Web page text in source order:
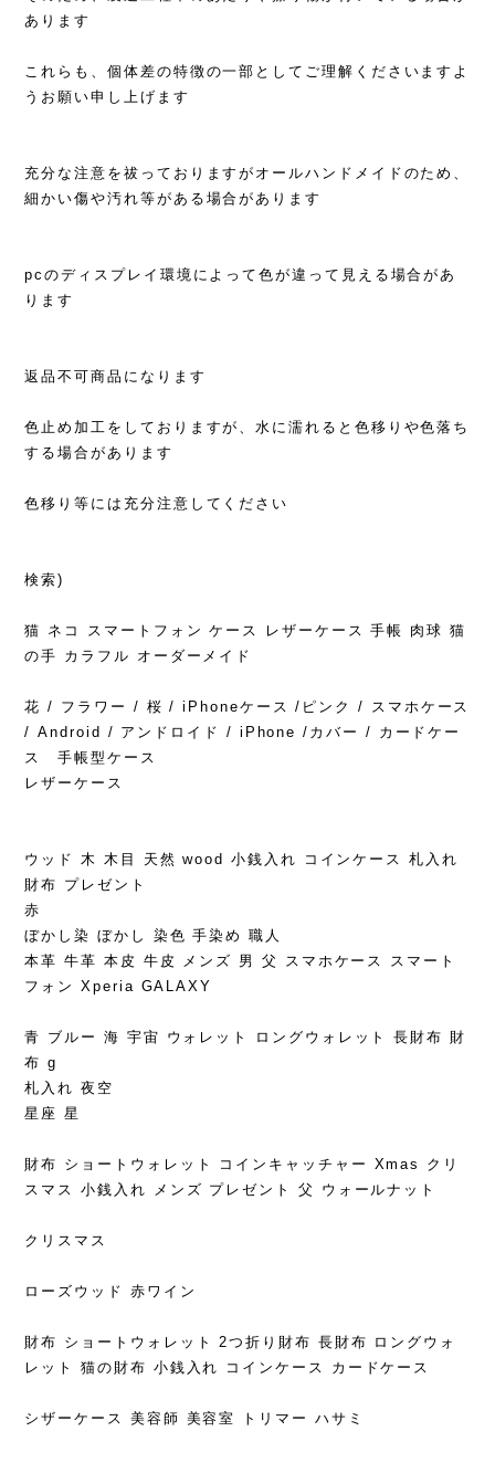
あります
これらも、個体差の特徴の一部としてご理解くださいますよ
うお願い申し上げます
充分な注意を祓っておりますがオールハンドメイドのため、
細かい傷や汚れ等がある場合があります
pcのディスプレイ環境によって色が違って見える場合があ
ります
返品不可商品になります
色止め加工をしておりますが、水に濡れると色移りや色落ち
する場合があります
色移り等には充分注意してください
検索)
猫 ネコ スマートフォン ケース レザーケース 手帳 肉球 猫
の手 カラフル オーダーメイド
花 / フラワー / 桜 / iPhoneケース /ピンク / スマホケース
/ Android / アンドロイド / iPhone /カバー / カードケー
ス 手帳型ケース
レザーケース
ウッド 木 木目 天然 wood 小銭入れ コインケース 札入れ
財布 プレゼント
赤
ぼかし染 ぼかし 染色 手染め 職人
本革 牛革 本皮 牛皮 メンズ 男 父 スマホケース スマート
フォン Xperia GALAXY
青 ブルー 海 宇宙 ウォレット ロングウォレット 長財布 財
布 g
札入れ 夜空
星座 星
財布 ショートウォレット コインキャッチャー Xmas クリ
スマス 小銭入れ メンズ プレゼント 父 ウォールナット
クリスマス
ローズウッド 赤ワイン
財布 ショートウォレット 2つ折り財布 長財布 ロングウォ
レット 猫の財布 小銭入れ コインケース カードケース
シザーケース 美容師 美容室 トリマー ハサミ